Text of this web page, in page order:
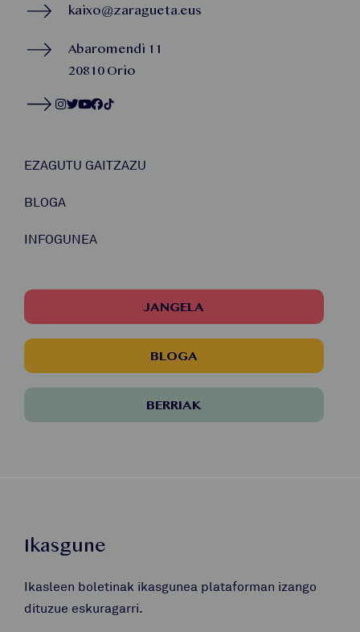
kaixo@zaragueta.eus
Abaromendi 11
20810 Orio
EZAGUTU GAITZAZU
BLOGA
INFOGUNEA
JANGELA
BLOGA
BERRIAK
Ikasgune
Ikasleen boletinak ikasgunea plataforman izango
dituzue eskuragarri.